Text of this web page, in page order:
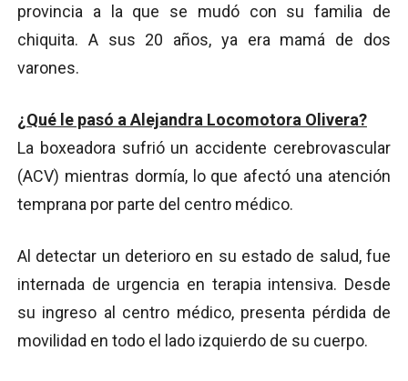
provincia a la que se mudó con su familia de
chiquita. A sus 20 años, ya era mamá de dos
varones.
¿Qué le pasó a Alejandra Locomotora Olivera?
La boxeadora sufrió un accidente cerebrovascular
(ACV) mientras dormía, lo que afectó una atención
temprana por parte del centro médico.
Al detectar un deterioro en su estado de salud, fue
internada de urgencia en terapia intensiva. Desde
su ingreso al centro médico, presenta pérdida de
movilidad en todo el lado izquierdo de su cuerpo.